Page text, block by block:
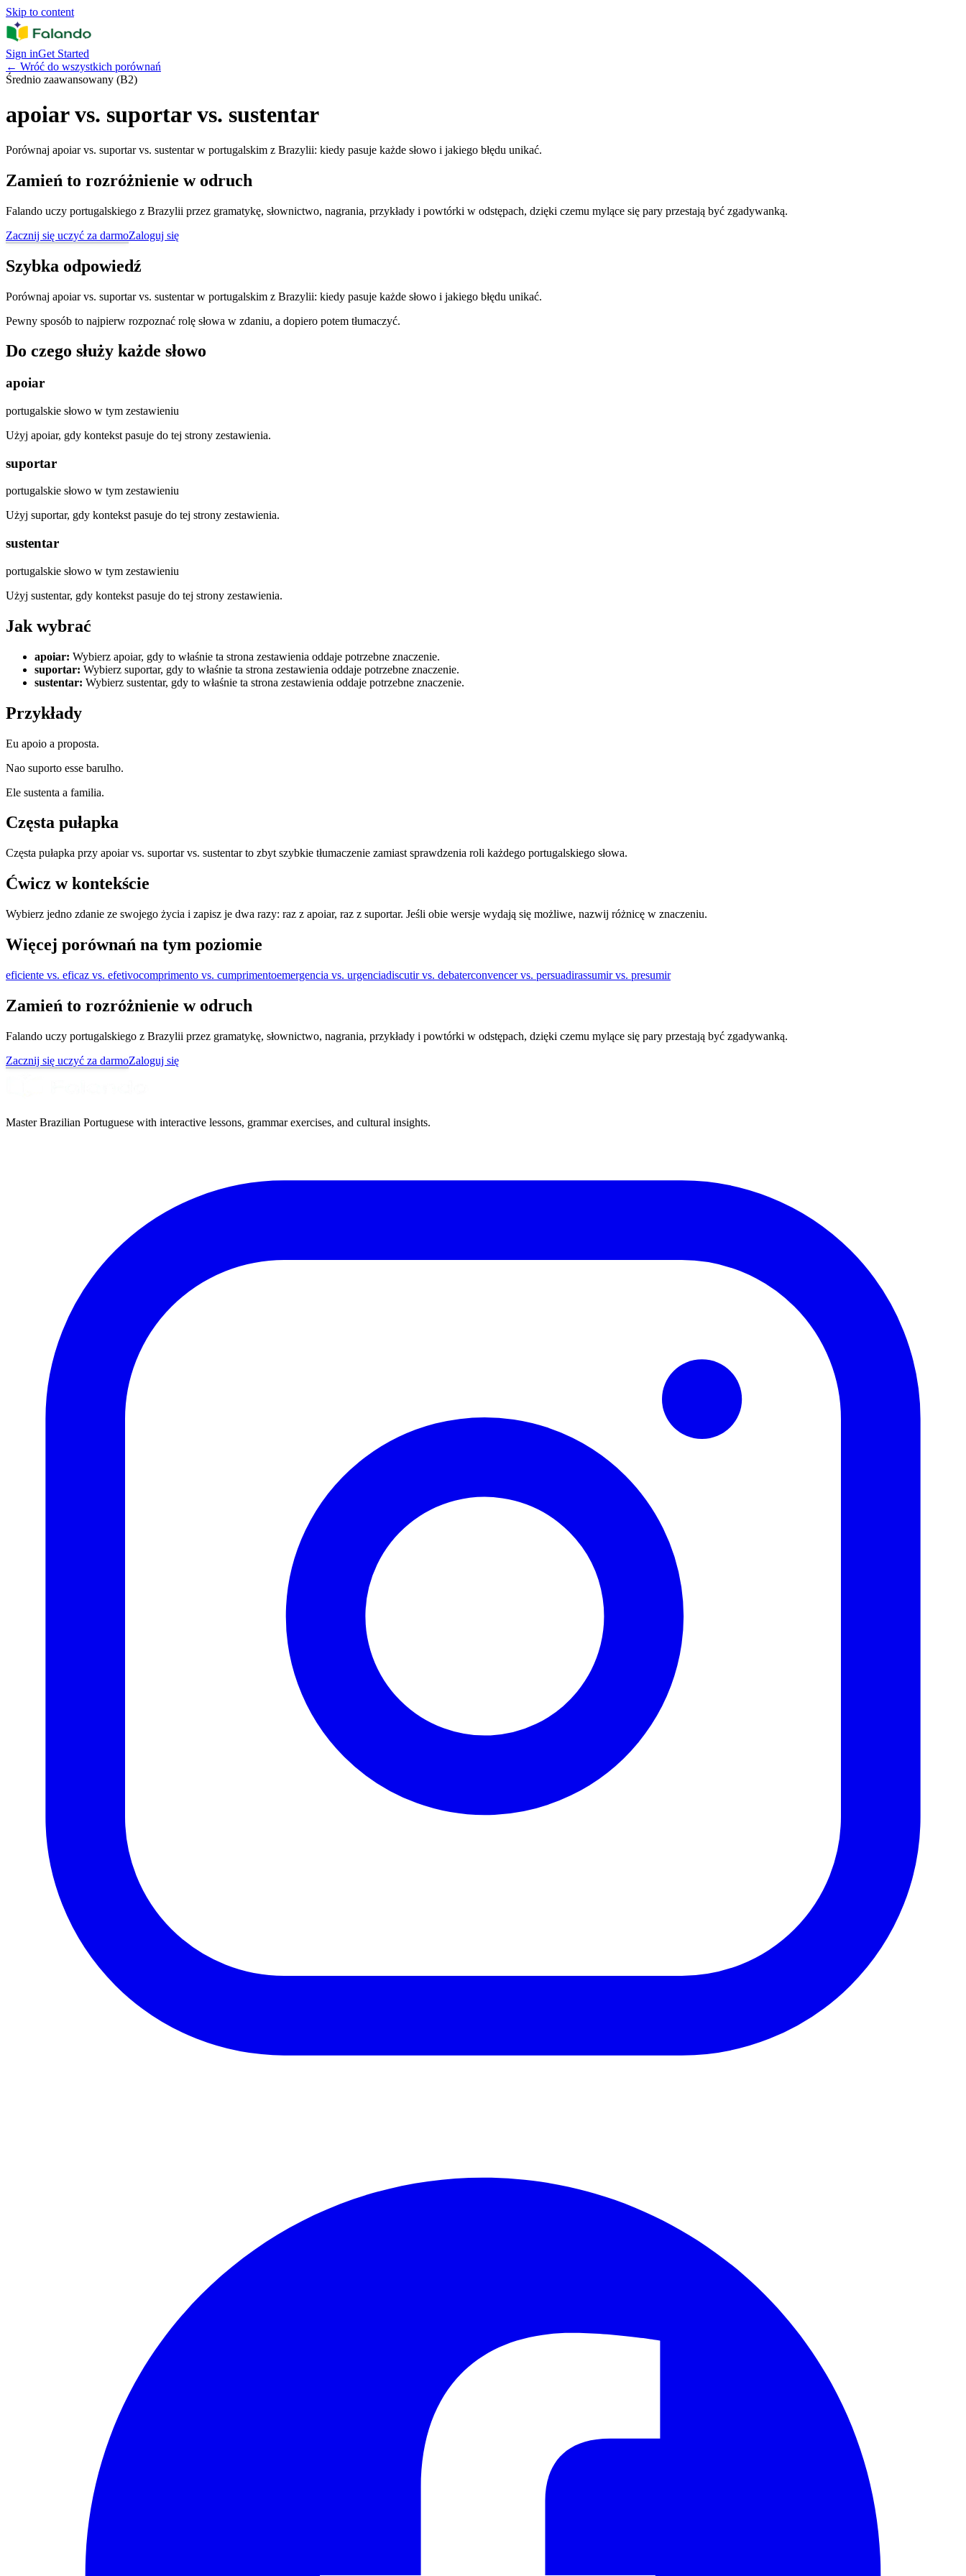
Skip to content
Sign inGet Started
← Wróć do wszystkich porównań
Średnio zaawansowany (B2)
apoiar vs. suportar vs. sustentar
Porównaj apoiar vs. suportar vs. sustentar w portugalskim z Brazylii: kiedy pasuje każde słowo i jakiego błędu unikać.
Zamień to rozróżnienie w odruch
Falando uczy portugalskiego z Brazylii przez gramatykę, słownictwo, nagrania, przykłady i powtórki w odstępach, dzięki czemu mylące się pary przestają być zgadywanką.
Zacznij się uczyć za darmoZaloguj się
Szybka odpowiedź
Porównaj apoiar vs. suportar vs. sustentar w portugalskim z Brazylii: kiedy pasuje każde słowo i jakiego błędu unikać.
Pewny sposób to najpierw rozpoznać rolę słowa w zdaniu, a dopiero potem tłumaczyć.
Do czego służy każde słowo
apoiar
portugalskie słowo w tym zestawieniu
Użyj apoiar, gdy kontekst pasuje do tej strony zestawienia.
suportar
portugalskie słowo w tym zestawieniu
Użyj suportar, gdy kontekst pasuje do tej strony zestawienia.
sustentar
portugalskie słowo w tym zestawieniu
Użyj sustentar, gdy kontekst pasuje do tej strony zestawienia.
Jak wybrać
apoiar: Wybierz apoiar, gdy to właśnie ta strona zestawienia oddaje potrzebne znaczenie.
suportar: Wybierz suportar, gdy to właśnie ta strona zestawienia oddaje potrzebne znaczenie.
sustentar: Wybierz sustentar, gdy to właśnie ta strona zestawienia oddaje potrzebne znaczenie.
Przykłady
Eu apoio a proposta.
Nao suporto esse barulho.
Ele sustenta a familia.
Częsta pułapka
Częsta pułapka przy apoiar vs. suportar vs. sustentar to zbyt szybkie tłumaczenie zamiast sprawdzenia roli każdego portugalskiego słowa.
Ćwicz w kontekście
Wybierz jedno zdanie ze swojego życia i zapisz je dwa razy: raz z apoiar, raz z suportar. Jeśli obie wersje wydają się możliwe, nazwij różnicę w znaczeniu.
Więcej porównań na tym poziomie
eficiente vs. eficaz vs. efetivocomprimento vs. cumprimentoemergencia vs. urgenciadiscutir vs. debaterconvencer vs. persuadirassumir vs. presumir
Zamień to rozróżnienie w odruch
Falando uczy portugalskiego z Brazylii przez gramatykę, słownictwo, nagrania, przykłady i powtórki w odstępach, dzięki czemu mylące się pary przestają być zgadywanką.
Zacznij się uczyć za darmoZaloguj się
Master Brazilian Portuguese with interactive lessons, grammar exercises, and cultural insights.